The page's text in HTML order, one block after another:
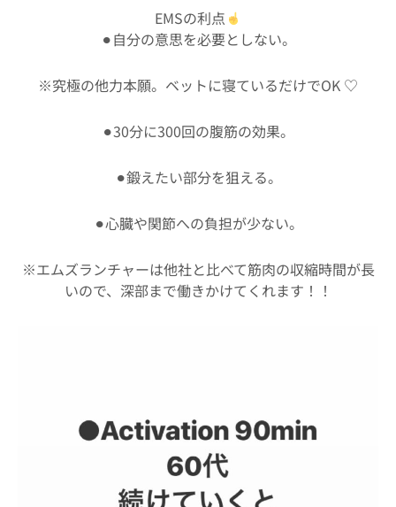
EMSの利点
⚫︎自分の意思を必要としない。
※究極の他力本願。ベットに寝ているだけでOK ♡
⚫︎30分に300回の腹筋の効果。
⚫︎鍛えたい部分を狙える。
⚫︎心臓や関節への負担が少ない。
※エムズランチャーは他社と比べて筋肉の収縮時間が長
いので、深部まで働きかけてくれます！！